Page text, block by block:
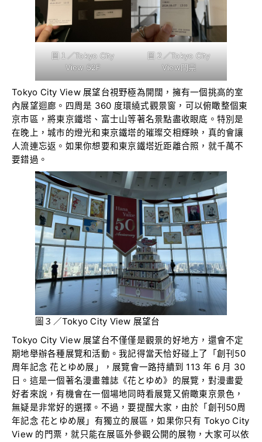
圖１／Tokyo City
View 52F
圖２／Tokyo City
View門票
Tokyo City View 展望台視野極為開闊，擁有一個挑高的室
內展望迴廊。四周是 360 度環繞式觀景窗，可以俯瞰整個東
京市區，將東京鐵塔、富士山等著名景點盡收眼底。特別是
在晚上，城市的燈光和東京鐵塔的璀璨交相輝映，真的會讓
人流連忘返。如果你想要和東京鐵塔近距離合照，就千萬不
要錯過。
圖３／Tokyo City View 展望台
Tokyo City View 展望台不僅僅是觀景的好地方，還會不定
期地舉辦各種展覽和活動。我記得當天恰好碰上了「創刊50
周年記念 花とゆめ展」，展覽會一路持續到 113 年 6 月 30
日。這是一個著名漫畫雜誌《花とゆめ》的展覽，對漫畫愛
好者來說，有機會在一個場地同時看展覽又俯瞰東京景色，
無疑是非常好的選擇。不過，要提醒大家，由於「創刊50周
年記念 花とゆめ展」有獨立的展區，如果你只有 Tokyo City
View 的門票，就只能在展區外參觀公開的展物，大家可以依